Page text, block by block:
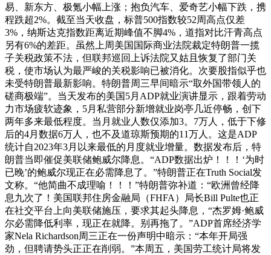
易、新东方、极氪小幅上涨；抱负汽车、爱奇艺小幅下跌，携
程跌超2%。截至当天收盘，标普500指数较52周高点仅差
3%，纳斯达克指数距离近期峰值不脚4%，道指对比汗青高点
另有6%的差距。虽然上周美国国际商业法院裁定特朗普一揽
子关税政策不法，但联邦巡回上诉法院又姑且恢复了部门关
税，使市场认为最严峻的关税影响已被消化。次要股指似乎也
未受特朗普最新影响。特朗普周三早间暗示“取外国带领人的
磋商极端”。当天发布的美国5月ADP就业演讲显示，跟着劳动
力市场疲软迹象，5月私营部分新增就业岗亭几近停畅，创下
两年多来最低程度。当月就业人数仅添加3。7万人，低于下修
后的4月数据6万人，也不及道琼斯预期的11万人。这是ADP
统计自2023年3月以来最低的月度就业增量。数据发布后，特
朗普当即催促美联储鲍威尔降息。“ADP数据出炉！！！‘为时
已晚’的鲍威尔现正在必需降息了。”特朗普正在Truth Social发
文称。“他简曲不成理喻！！！”特朗普弥补道：“欧洲曾经降
息九次了！美国联邦住房金融局（FHFA）局长Bill Pulte也正
在社交平台上向美联储施压，要求其起头降息，“杰罗姆·鲍威
尔必需降低利率，现正在就降。别再拖了。”ADP首席经济学
家Nela Richardson周三正在一份声明中暗示：“本年开局强
劲，但聘请势头正正在削弱。”本周五，美国劳工统计局将发